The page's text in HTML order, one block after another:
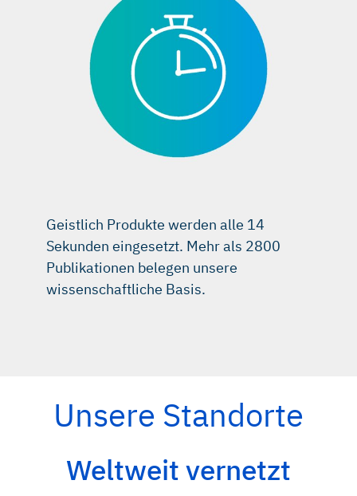
Geistlich Produkte werden alle 14
Sekunden eingesetzt. Mehr als 2800
Publikationen belegen unsere
wissenschaftliche Basis.
Unsere Standorte
Weltweit vernetzt